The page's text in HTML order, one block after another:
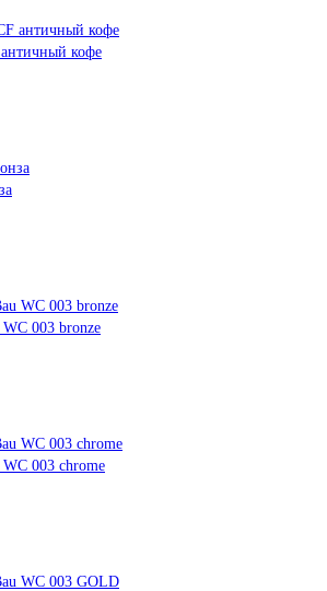
кофе
003 bronze
003 chrome